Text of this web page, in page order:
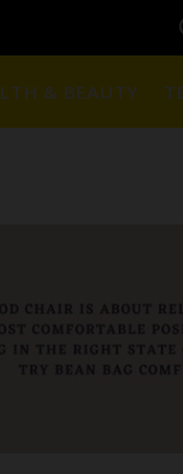
$1901 ( တစ်
& BEAUTY